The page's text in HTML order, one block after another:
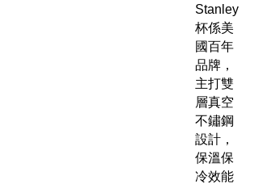
Stanley
杯係美
國百年
品牌，
主打雙
層真空
不鏽鋼
設計，
保溫保
冷效能